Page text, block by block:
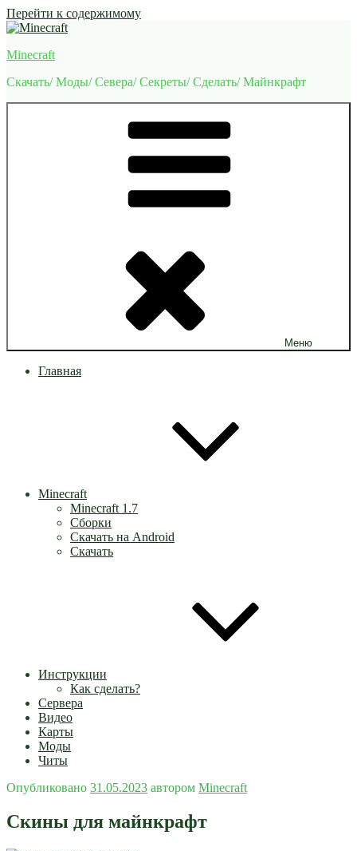
Перейти к содержимому
Minecraft
Скачать/ Моды/ Севера/ Секреты/ Сделать/ Майнкрафт
Меню
Главная
Minecraft
Minecraft 1.7
Сборки
Скачать на Android
Скачать
Инструкции
Как сделать?
Сервера
Видео
Карты
Моды
Читы
Опубликовано 31.05.2023 автором Minecraft
Скины для майнкрафт